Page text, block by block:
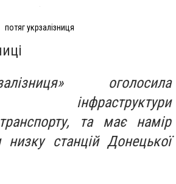
потяг укрзалізниця
оголосила
інфраструктури
та має намір
низку станцій Донецької